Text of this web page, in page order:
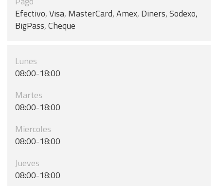
Efectivo, Visa, MasterCard, Amex, Diners, Sodexo,
BigPass, Cheque
Lunes
08:00-18:00
Martes
08:00-18:00
Miercoles
08:00-18:00
Jueves
08:00-18:00